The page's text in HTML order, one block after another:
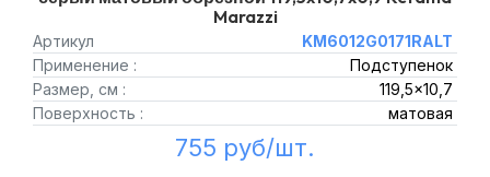
Marazzi
Артикул
KM6012G0171RALT
Применение :
Подступенок
Размер, см :
119,5x10,7
Поверхность :
матовая
755 руб/шт.